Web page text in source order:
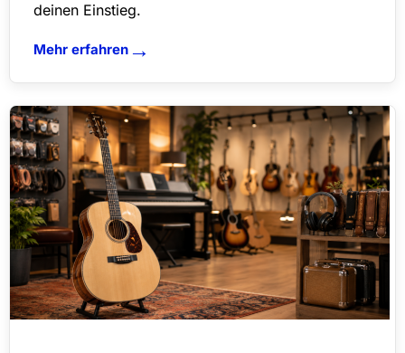
deinen Einstieg.
Mehr erfahren →